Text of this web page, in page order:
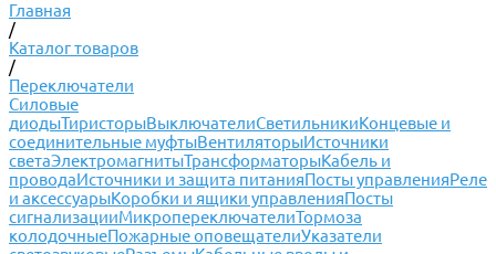
Главная
/
Каталог товаров
/
Переключатели
Силовые
диодыТиристорыВыключателиСветильникиКонцевые и
соединительные муфтыВентиляторыИсточники
светаЭлектромагнитыТрансформаторыКабель и
проводаИсточники и защита питанияПосты управленияРеле
и аксессуарыКоробки и ящики управленияПосты
сигнализацииМикропереключателиТормоза
колодочныеПожарные оповещателиУказатели